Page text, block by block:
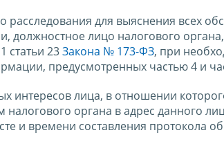
для выяснения всех
должностное лицо налогового
статьи 23Закона № 173-ФЗ, при
предусмотренных частью 4 и
интересов лица, в отношении
органа в адрес данного
и времени составления протокола